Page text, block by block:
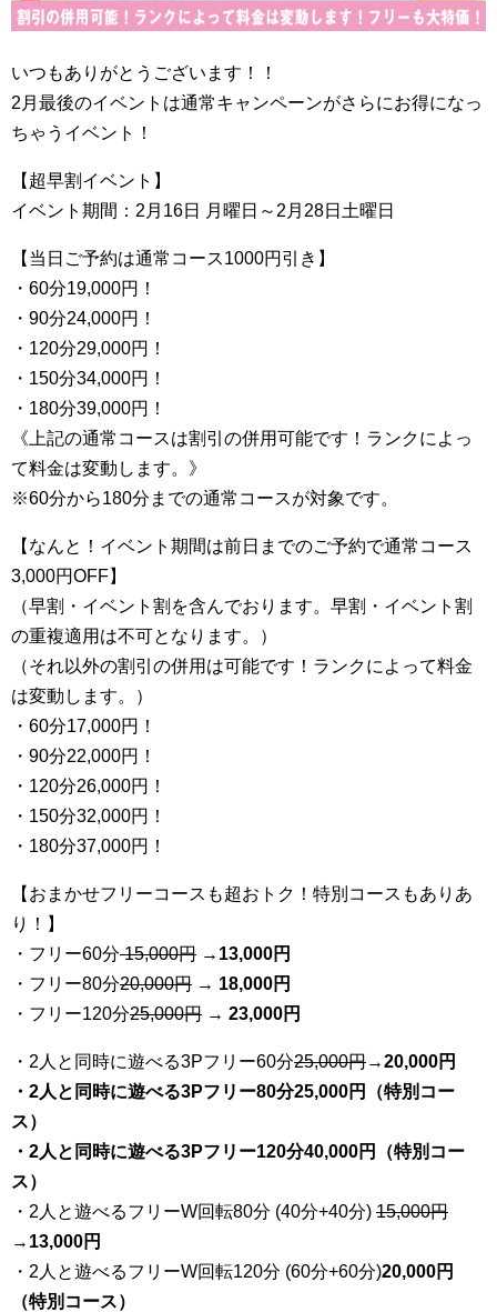
いつもありがとうございます！！
2月最後のイベントは通常キャンペーンがさらにお得になっ
ちゃうイベント！
【超早割イベント】
イベント期間：2月16日 月曜日～2月28日土曜日
【当日ご予約は通常コース1000円引き】
・60分19,000円！
・90分24,000円！
・120分29,000円！
・150分34,000円！
・180分39,000円！
《上記の通常コースは割引の併用可能です！ランクによっ
て料金は変動します。》
※60分から180分までの通常コースが対象です。
【なんと！イベント期間は前日までのご予約で通常コース
3,000円OFF】
（早割・イベント割を含んでおります。早割・イベント割
の重複適用は不可となります。）
（それ以外の割引の併用は可能です！ランクによって料金
は変動します。）
・60分17,000円！
・90分22,000円！
・120分26,000円！
・150分32,000円！
・180分37,000円！
【おまかせフリーコースも超おトク！特別コースもありあ
り！】
・フリー60分15,000円 → 13,000円
・フリー80分20,000円 → 18,000円
・フリー120分25,000円 → 23,000円
・2人と同時に遊べる3Pフリー60分25,000円→20,000円
・2人と同時に遊べる3Pフリー80分25,000円（特別コー
ス）
・2人と同時に遊べる3Pフリー120分40,000円（特別コー
ス）
・2人と遊べるフリーW回転80分 (40分+40分) 15,000円
→ 13,000円
・2人と遊べるフリーW回転120分 (60分+60分)20,000円
（特別コース）